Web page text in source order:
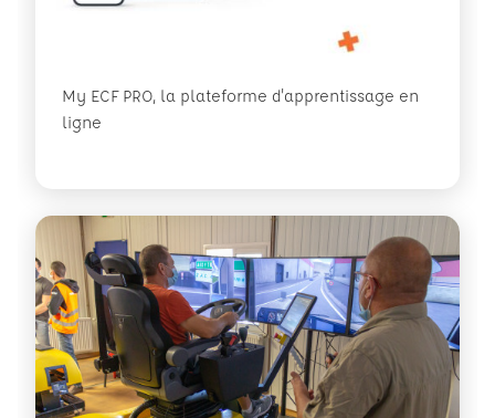
My ECF PRO, la plateforme d'apprentissage en
ligne